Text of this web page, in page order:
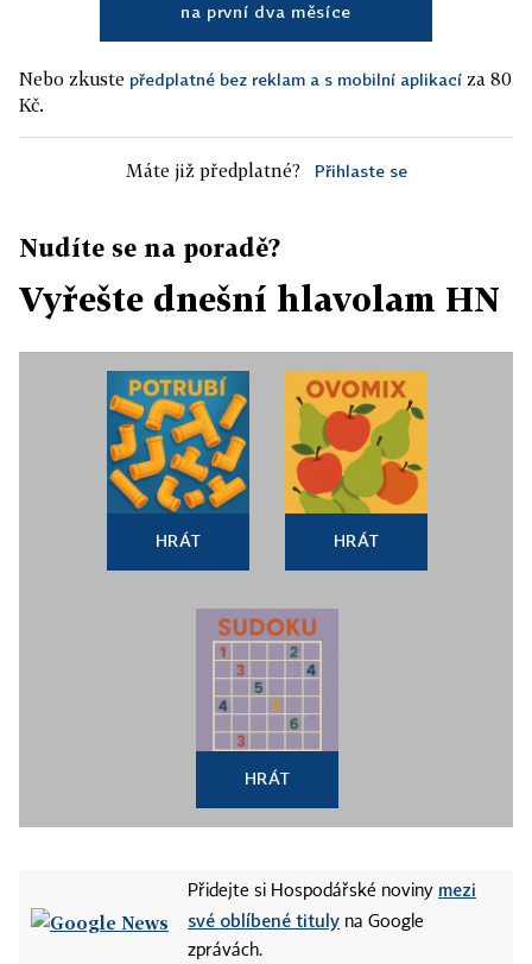
na první dva měsíce
Nebo zkuste předplatné bez reklam a s mobilní aplikací za 80
Kč.
Máte již předplatné? Přihlaste se
Nudíte se na poradě?
Vyřešte dnešní hlavolam HN
HRÁT HRÁT
HRÁT
Přidejte si Hospodářské noviny mezi
své oblíbené tituly na Google
zprávách.